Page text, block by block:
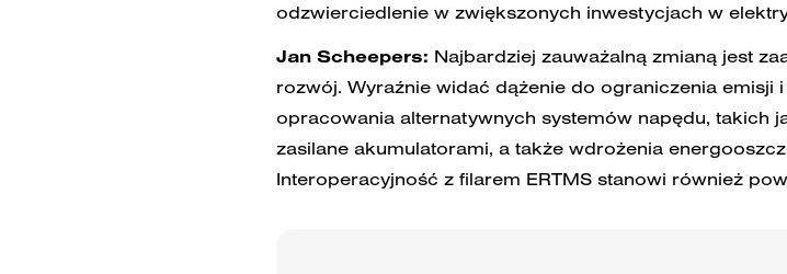
odzwierciedlenie w zwiększonych inwestycjach w
Jan Scheepers: Najbardziej zauważalną zmianą jest
rozwój. Wyraźnie widać dążenie do ograniczenia emisji
opracowania alternatywnych systemów napędu, takich
zasilane akumulatorami, a także wdrożenia
Interoperacyjność z filarem ERTMS stanowi również